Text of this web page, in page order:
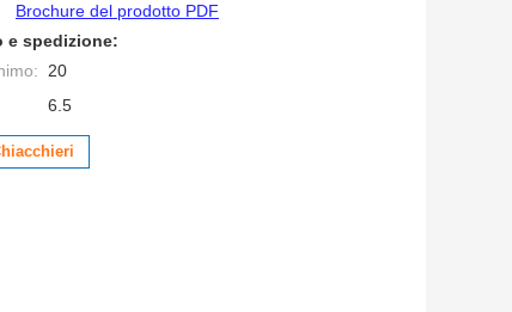
Brochure del prodotto PDF
e spedizione:
20
6.5